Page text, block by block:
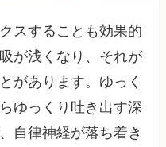
スすることも効果的
が浅くなり、それが
があります。ゆっく
ゆっくり吐き出す深
自律神経が落ち着き